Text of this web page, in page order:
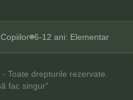
6-12 ani: Elementar
Toate drepturile rezervate.
fac singur"